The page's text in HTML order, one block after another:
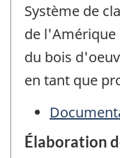
Système de
de
du bois
en tant que
Élaboration